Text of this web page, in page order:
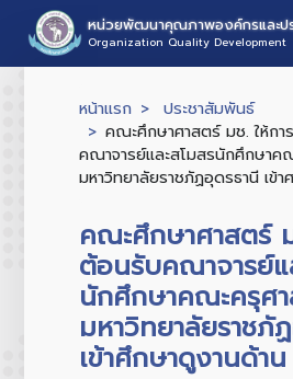
หน่วยพัฒนาคุณภาพองค์กรและป
Organization Quality Development
หน้าแรก
ประชาสัมพันธ์
คณะศึกษาศาสตร์ มช. ให้กา
คณาจารย์และสโมสรนักศึกษาค
มหาวิทยาลัยราชภัฏอุดรธานี เข้า
คณะศึกษาศาสตร์
ต้อนรับคณาจารย์แ
นักศึกษาคณะครุศ
มหาวิทยาลัยราชภั
เข้าศึกษาดูงานด้า